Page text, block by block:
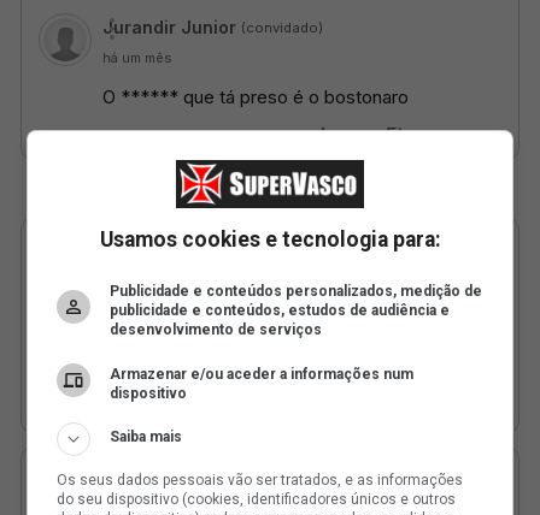
Usamos cookies e tecnologia para:
Publicidade e conteúdos personalizados, medição de
publicidade e conteúdos, estudos de audiência e
desenvolvimento de serviços
Armazenar e/ou aceder a informações num
dispositivo
Saiba mais
Os seus dados pessoais vão ser tratados, e as informações
do seu dispositivo (cookies, identificadores únicos e outros